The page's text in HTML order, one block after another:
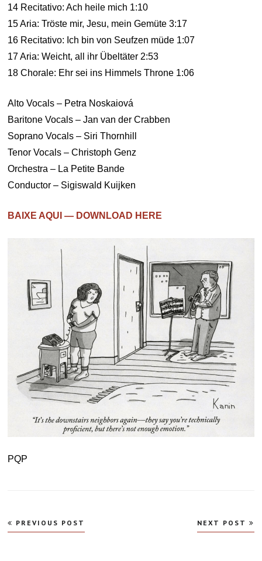
14 Recitativo: Ach heile mich 1:10
15 Aria: Tröste mir, Jesu, mein Gemüte 3:17
16 Recitativo: Ich bin von Seufzen müde 1:07
17 Aria: Weicht, all ihr Übeltäter 2:53
18 Chorale: Ehr sei ins Himmels Throne 1:06
Alto Vocals – Petra Noskaiová
Baritone Vocals – Jan van der Crabben
Soprano Vocals – Siri Thornhill
Tenor Vocals – Christoph Genz
Orchestra – La Petite Bande
Conductor – Sigiswald Kuijken
BAIXE AQUI — DOWNLOAD HERE
PQP
Navegação
de
PREVIOUS POST NEXT POST